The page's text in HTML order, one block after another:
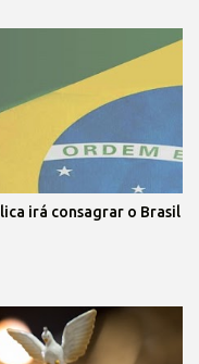
irá consagrar o Brasil